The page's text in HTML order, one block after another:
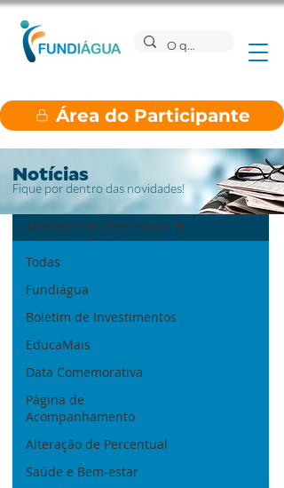
Área do Participante
Notícias
Todas
Fundiágua
Boletim de Investimentos
EducaMais
Data Comemorativa
Página de
Acompanhamento
Alteração de Percentual
Saúde e Bem-estar
Alteração de Percentual
Notícias
Fique por dentro das novidades!